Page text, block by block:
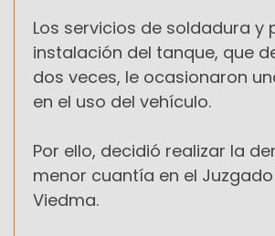
Los servicios de soldadura y
instalación del tanque, que
dos veces, le ocasionaron
en el uso del vehículo.
Por ello, decidió realizar la
menor cuantía en el
Viedma.